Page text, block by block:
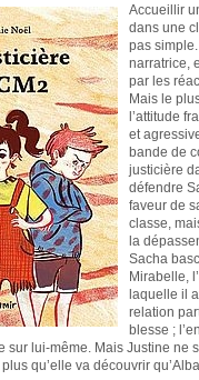
Accueillir
dans une
pas
narratrice,
par les
Mais le
l’attitude
et
bande de
justicière
défendre
faveur de
classe,
la
Sacha
Mirabelle,
laquelle il
relation
blesse ;
sur lui-même. Mais Justine ne
qu’elle va découvrir